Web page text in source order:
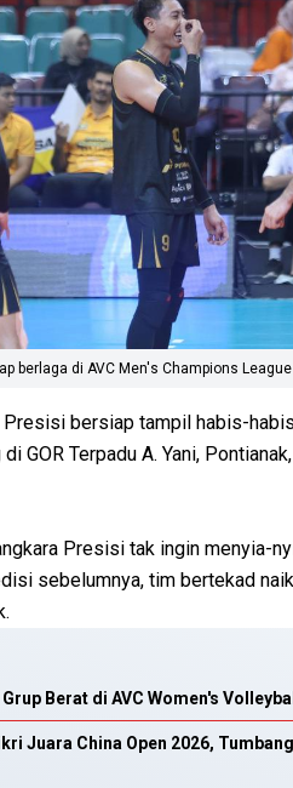
berlaga di AVC Men's Champions
bersiap tampil habis-
GOR Terpadu A. Yani,
Presisi tak ingin menyia-
sebelumnya, tim bertekad
Berat di AVC Women's
Juara China Open 2026,